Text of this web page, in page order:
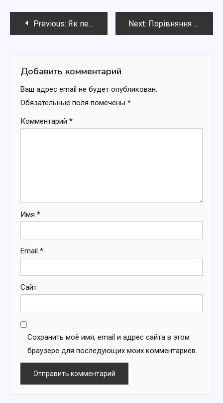
Навигация
записям
Previous: Як перевірити правдивість новин онлайн: прості способи для кожного Next: Порівняння українських новинних порталів: який вибрати для щоденного читання
Добавить комментарий
Ваш адрес email не будет опубликован.
Обязательные поля помечены *
Комментарий *
Имя *
Email *
Сайт
Сохранить моё имя, email и адрес сайта в этом
браузере для последующих моих комментариев.